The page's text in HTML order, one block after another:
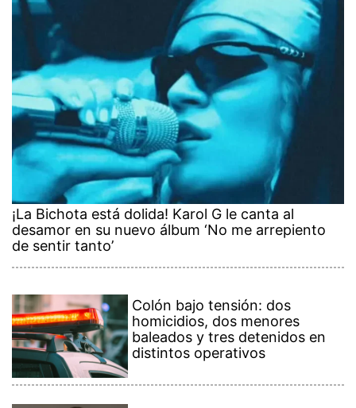
¡La Bichota está dolida! Karol G le canta al
desamor en su nuevo álbum ‘No me arrepiento
de sentir tanto’
Colón bajo tensión: dos
homicidios, dos menores
baleados y tres detenidos en
distintos operativos